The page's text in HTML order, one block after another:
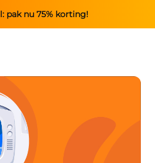
pak nu 75% korting!